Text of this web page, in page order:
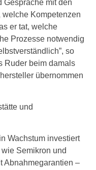
Gespräche mit den
welche Kompetenzen
er tat, welche
Prozesse notwendig
so
Ruder beim damals
übernommen
und
Wachstum investiert
Semikron und
Abnahmegarantien –